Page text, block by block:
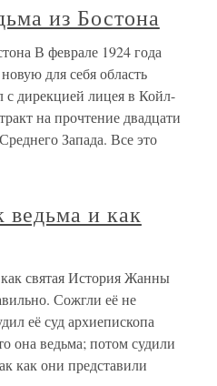
из Бостона
В феврале 1924 года
для себя область
с дирекцией лицея в Койл-
на прочтение двадцати
Запада. Все это
и как
святая История Жанны
Сожгли её не
её суд архиепископа
она ведьма; потом судили
как они представили